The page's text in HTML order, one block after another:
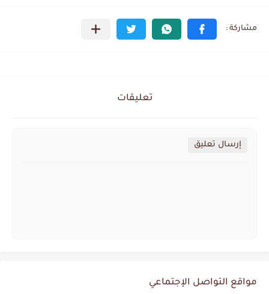
تعليقات
إرسال تعليق
مواقع التواصل الإجتماعي